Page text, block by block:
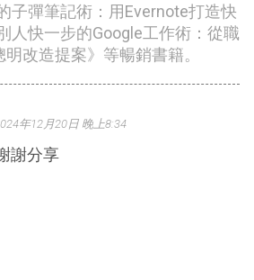
子彈筆記術：用Evernote打造快
人快一步的Google工作術：從職
改造提案》等暢銷書籍。
年12月20日 晚上8:34
謝分享